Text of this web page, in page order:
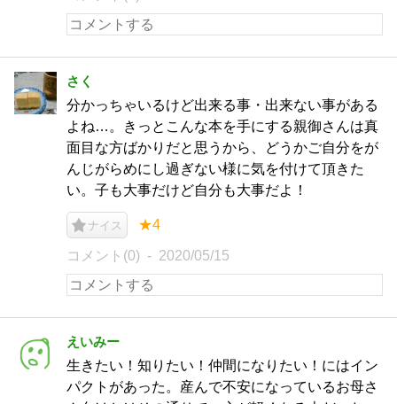
さく
分かっちゃいるけど出来る事・出来ない事がある
よね…。きっとこんな本を手にする親御さんは真
面目な方ばかりだと思うから、どうかご自分をが
んじがらめにし過ぎない様に気を付けて頂きた
い。子も大事だけど自分も大事だよ！
ナイス ★4
コメント(0) 2020/05/15
えいみー
生きたい！知りたい！仲間になりたい！にはイン
パクトがあった。産んで不安になっているお母さ